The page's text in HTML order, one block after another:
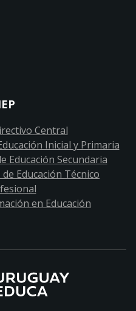
Central
Inicial y Primaria
Educación Secundaria
Educación Técnico
en Educación